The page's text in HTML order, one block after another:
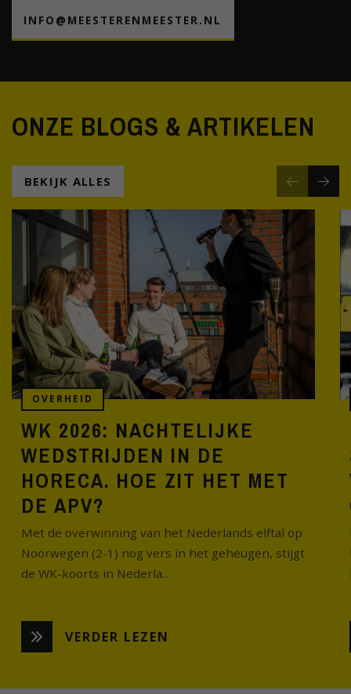
INFO@MEESTERENMEESTER.NL
ONZE BLOGS & ARTIKELEN
BEKIJK ALLES
OVERHEID
WK 2026: NACHTELIJKE
WEDSTRIJDEN IN DE
HORECA. HOE ZIT HET MET
DE APV?
Met de overwinning van het Nederlands elftal op
Noorwegen (2-1) nog vers in het geheugen, stijgt
de WK-koorts in Nederla...
VERDER LEZEN